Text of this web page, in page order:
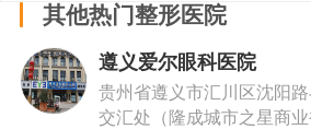
其他热门整形医院
遵义爱尔眼科医院
贵州省遵义市汇川区沈阳
交汇处（隆成城市之星商